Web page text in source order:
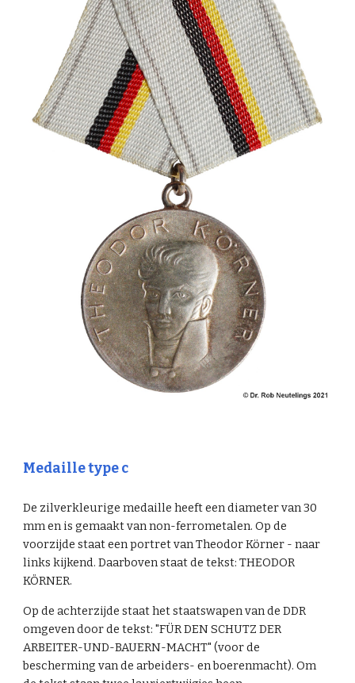
Medaille type c
De zilverkleurige medaille heeft een diameter van 30
mm en is gemaakt van non-ferrometalen. Op de
voorzijde staat een portret van Theodor Körner - naar
links kijkend. Daarboven staat de tekst: THEODOR
KÖRNER.
Op de achterzijde staat het staatswapen van de DDR
omgeven door de tekst: "FÜR DEN SCHUTZ DER
ARBEITER-UND-BAUERN-MACHT" (voor de
bescherming van de arbeiders- en boerenmacht). Om